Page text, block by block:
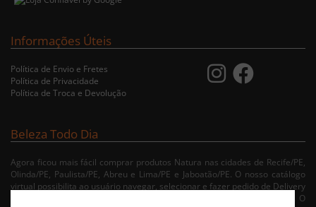
Informações Úteis
Política de Envio e Fretes
Política de Privacidade
Política de Troca e Devolução
Beleza Todo Dia
Agora ficou mais fácil comprar produtos Natura nas cidades de Recife/PE,
Olinda/PE, Paulista/PE, Abreu e Lima/PE e Jaboatão/PE. O nosso catálogo
virtual possibilita ao usuário navegar, selecionar e fazer pedido de Delivery
no conforto da sua residência. Consulte nossa condições de entrega. O